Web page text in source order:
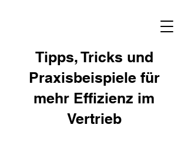
Tipps, Tricks und
Praxisbeispiele für
mehr Effizienz im
Vertrieb